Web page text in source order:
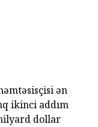
ən
ikinci addım
dollar